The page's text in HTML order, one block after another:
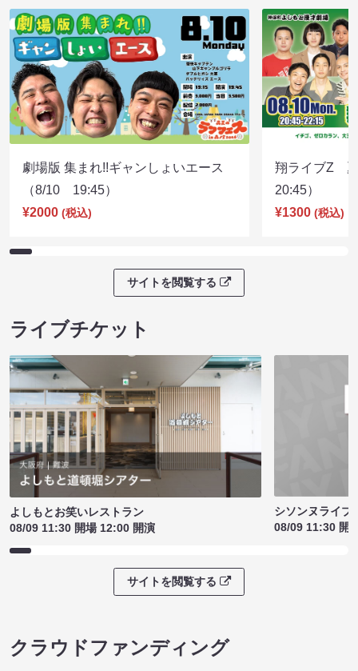
劇場版 集まれ!!ギャンしょいエース
（8/10 19:45）
¥2000 (税込)
翔ライブZ
20:45）
¥1300 (税込)
サイトを閲覧する
ライブチケット
よしもとお笑いレストラン
08/09 11:30 開場 12:00 開演
シソンヌライ
08/09 11:30 開
サイトを閲覧する
クラウドファンディング